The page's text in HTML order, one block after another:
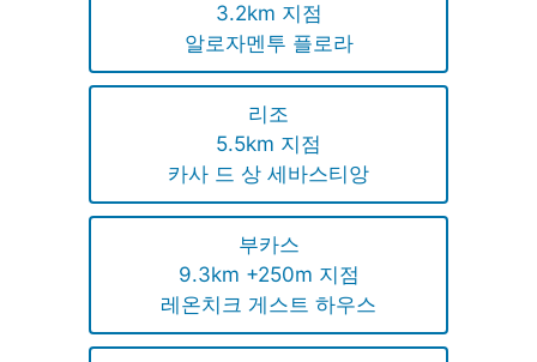
3.2km 지점
알로자멘투 플로라
리조
5.5km 지점
카사 드 상 세바스티앙
부카스
9.3km +250m 지점
레온치크 게스트 하우스